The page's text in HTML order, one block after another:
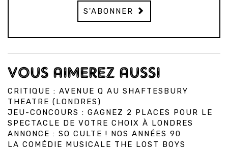
S'ABONNER
VOUS AIMEREZ AUSSI
CRITIQUE : AVENUE Q AU SHAFTESBURY
THEATRE (LONDRES)
JEU-CONCOURS : GAGNEZ 2 PLACES POUR LE
SPECTACLE DE VOTRE CHOIX À LONDRES
ANNONCE : SO CULTE ! NOS ANNÉES 90
LA COMÉDIE MUSICALE THE LOST BOYS